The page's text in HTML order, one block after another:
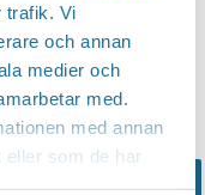
trafik. Vi
och annan
medier och
med.
med annan
eller som de har